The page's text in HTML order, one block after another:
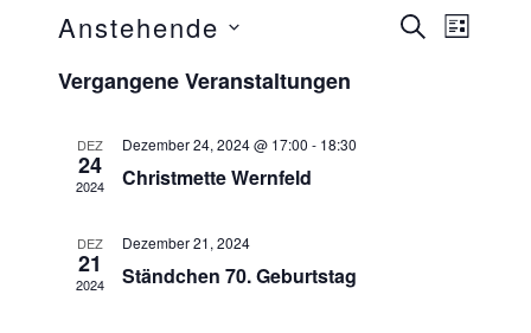
SUCHELISTE
Anstehende
wählen.
Vergangene Veranstaltungen
DEZ
24
2024
Dezember 24, 2024 @ 17:00 - 18:30
Christmette Wernfeld
DEZ
21
2024
Dezember 21, 2024
Ständchen 70. Geburtstag